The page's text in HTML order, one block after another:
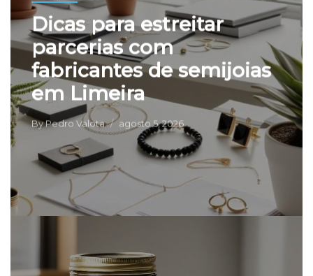
Dicas para estreitar
parcerias com
fabricantes de semijoias
em Limeira
ByPedro Valota agosto 5, 2026